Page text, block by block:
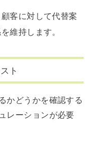
客に対して代替案
維持します。
ト
かどうかを確認する
レーションが必要